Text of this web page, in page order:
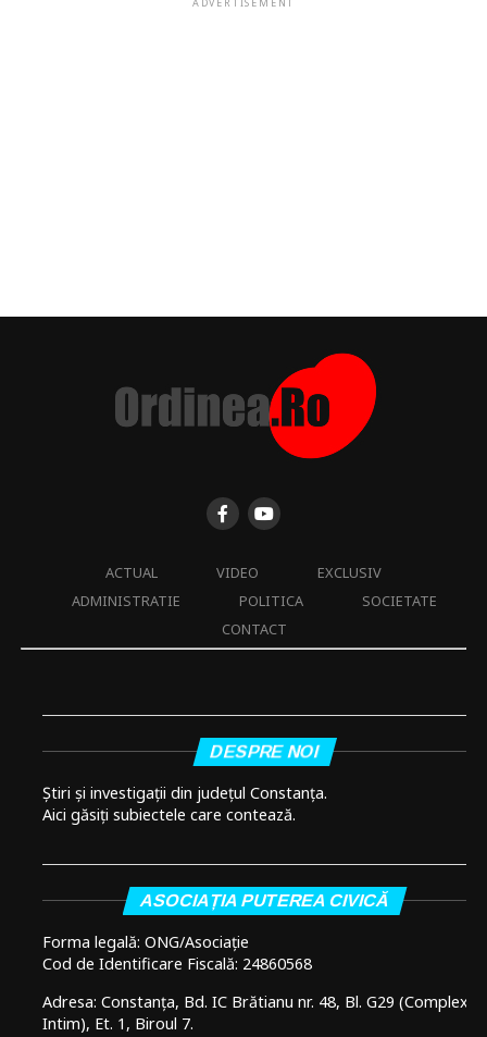
ACTUAL VIDEO
EXCLUSIV
ADMINISTRATIE
POLITICA
SOCIETATE
CONTACT
DESPRE NOI
Știri și investigații din județul Constanța.
Aici găsiți subiectele care contează.
ASOCIAȚIA PUTEREA CIVICĂ
Forma legală: ONG/Asociație
Cod de Identificare Fiscală: 24860568
Adresa: Constanța, Bd. IC Brătianu nr. 48, Bl. G29 (Complex
Intim), Et. 1, Biroul 7.